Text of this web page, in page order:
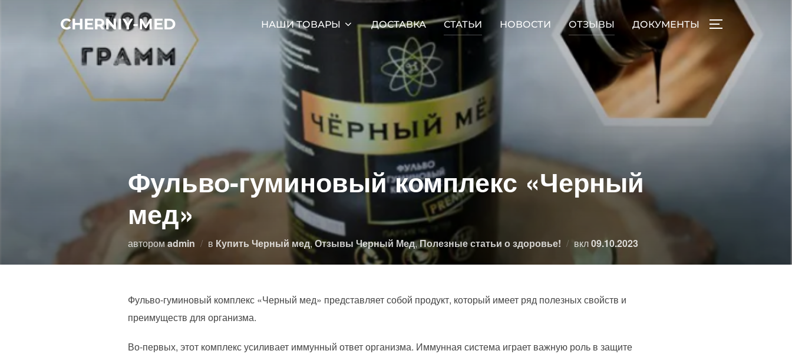
содержимому
CHERNIY-MED НАШИ ТОВАРЫ ДОСТАВКА СТАТЬИ НОВОСТИ ОТЗЫВЫ ДОКУМЕНТЫ
Фульво-гуминовый комплекс «Черный
мед»
авторомadmin в Купить Черный мед,Отзывы Черный Мед,Полезные статьи о здоровье! вклОпубликовано
09.10.2023
Фульво-гуминовый комплекс «Черный мед» представляет собой продукт, который имеет ряд полезных свойств и
преимуществ для организма.
Во-первых, этот комплекс усиливает иммунный ответ организма. Иммунная система играет важную роль в защите